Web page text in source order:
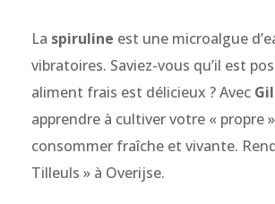
La spiruline est une microalgue
vibratoires. Saviez-vous qu’il est
aliment frais est délicieux ? Avec
apprendre à cultiver votre « propre
consommer fraîche et vivante.
Tilleuls » à Overijse.